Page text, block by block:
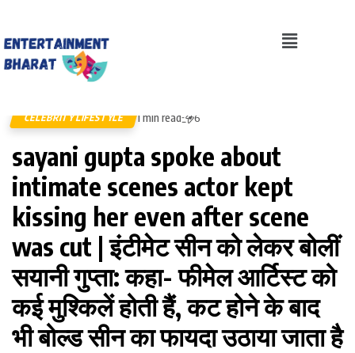
CELEBRITY LIFESTYLE 1 min read 6
sayani gupta spoke about
intimate scenes actor kept
kissing her even after scene
was cut | इंटीमेट सीन को लेकर बोलीं
सयानी गुप्ता: कहा- फीमेल आर्टिस्ट को
कई मुश्किलें होती हैं, कट होने के बाद
भी बोल्ड सीन का फायदा उठाया जाता है